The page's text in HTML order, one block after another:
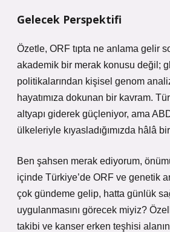
Gelecek Perspektifi
Özetle, ORF tıpta ne anlama gelir
akademik bir merak konusu değil;
politikalarından kişisel genom
hayatımıza dokunan bir kavram.
altyapı giderek güçleniyor, ama
ülkeleriyle kıyasladığımızda hâlâ
Ben şahsen merak ediyorum,
içinde Türkiye’de ORF ve genetik
çok gündeme gelip, hatta günlük
uygulanmasını görecek miyiz?
takibi ve kanser erken teşhisi